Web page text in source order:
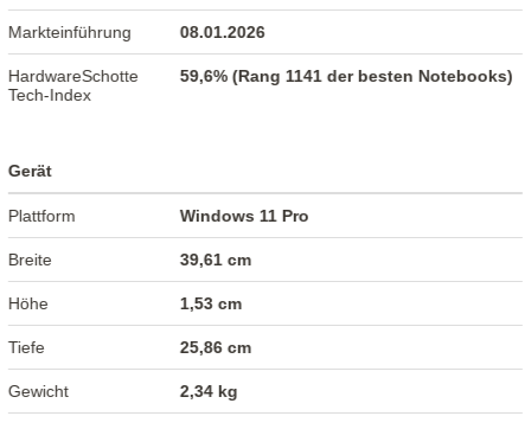
Markteinführung 08.01.2026
HardwareSchotte
Tech-Index
59,6% (Rang 1141 der besten Notebooks)
Gerät
Plattform Windows 11 Pro
Breite 39,61 cm
Höhe 1,53 cm
Tiefe 25,86 cm
Gewicht 2,34 kg